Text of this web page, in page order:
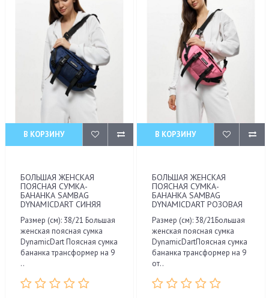
В КОРЗИНУ
БОЛЬШАЯ ЖЕНСКАЯ
ПОЯСНАЯ СУМКА-
БАНАНКА SAMBAG
DYNAMICDART СИНЯЯ
Размер (см): 38/21 Большая
женская поясная сумка
DynamicDart Поясная сумка
бананка трансформер на 9
..
В КОРЗИНУ
БОЛЬШАЯ ЖЕНСКАЯ
ПОЯСНАЯ СУМКА-
БАНАНКА SAMBAG
DYNAMICDART РОЗОВАЯ
Размер (см): 38/21Большая
женская поясная сумка
DynamicDartПоясная сумка
бананка трансформер на 9
от..